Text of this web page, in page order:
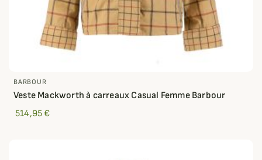
BARBOUR
Veste Mackworth à carreaux Casual Femme Barbour
514,95 €